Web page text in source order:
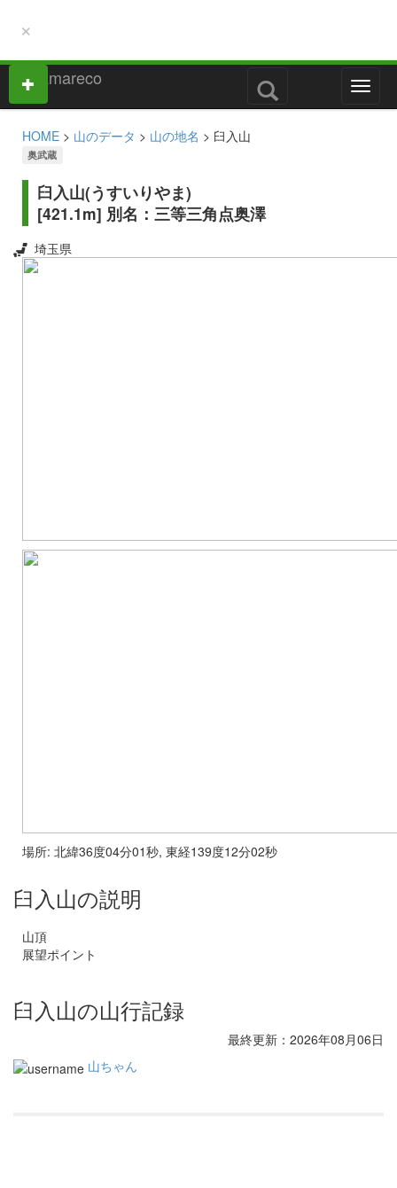
×
M
e
HOME > 山のデータ > 山の地名 > 臼入山
奥武蔵
臼入山(うすいりやま)
[421.1m] 別名：三等三角点奥澤
埼玉県
場所: 北緯36度04分01秒, 東経139度12分02秒
臼入山の説明
山頂
展望ポイント
臼入山の山行記録
最終更新：2026年08月06日
山ちゃん